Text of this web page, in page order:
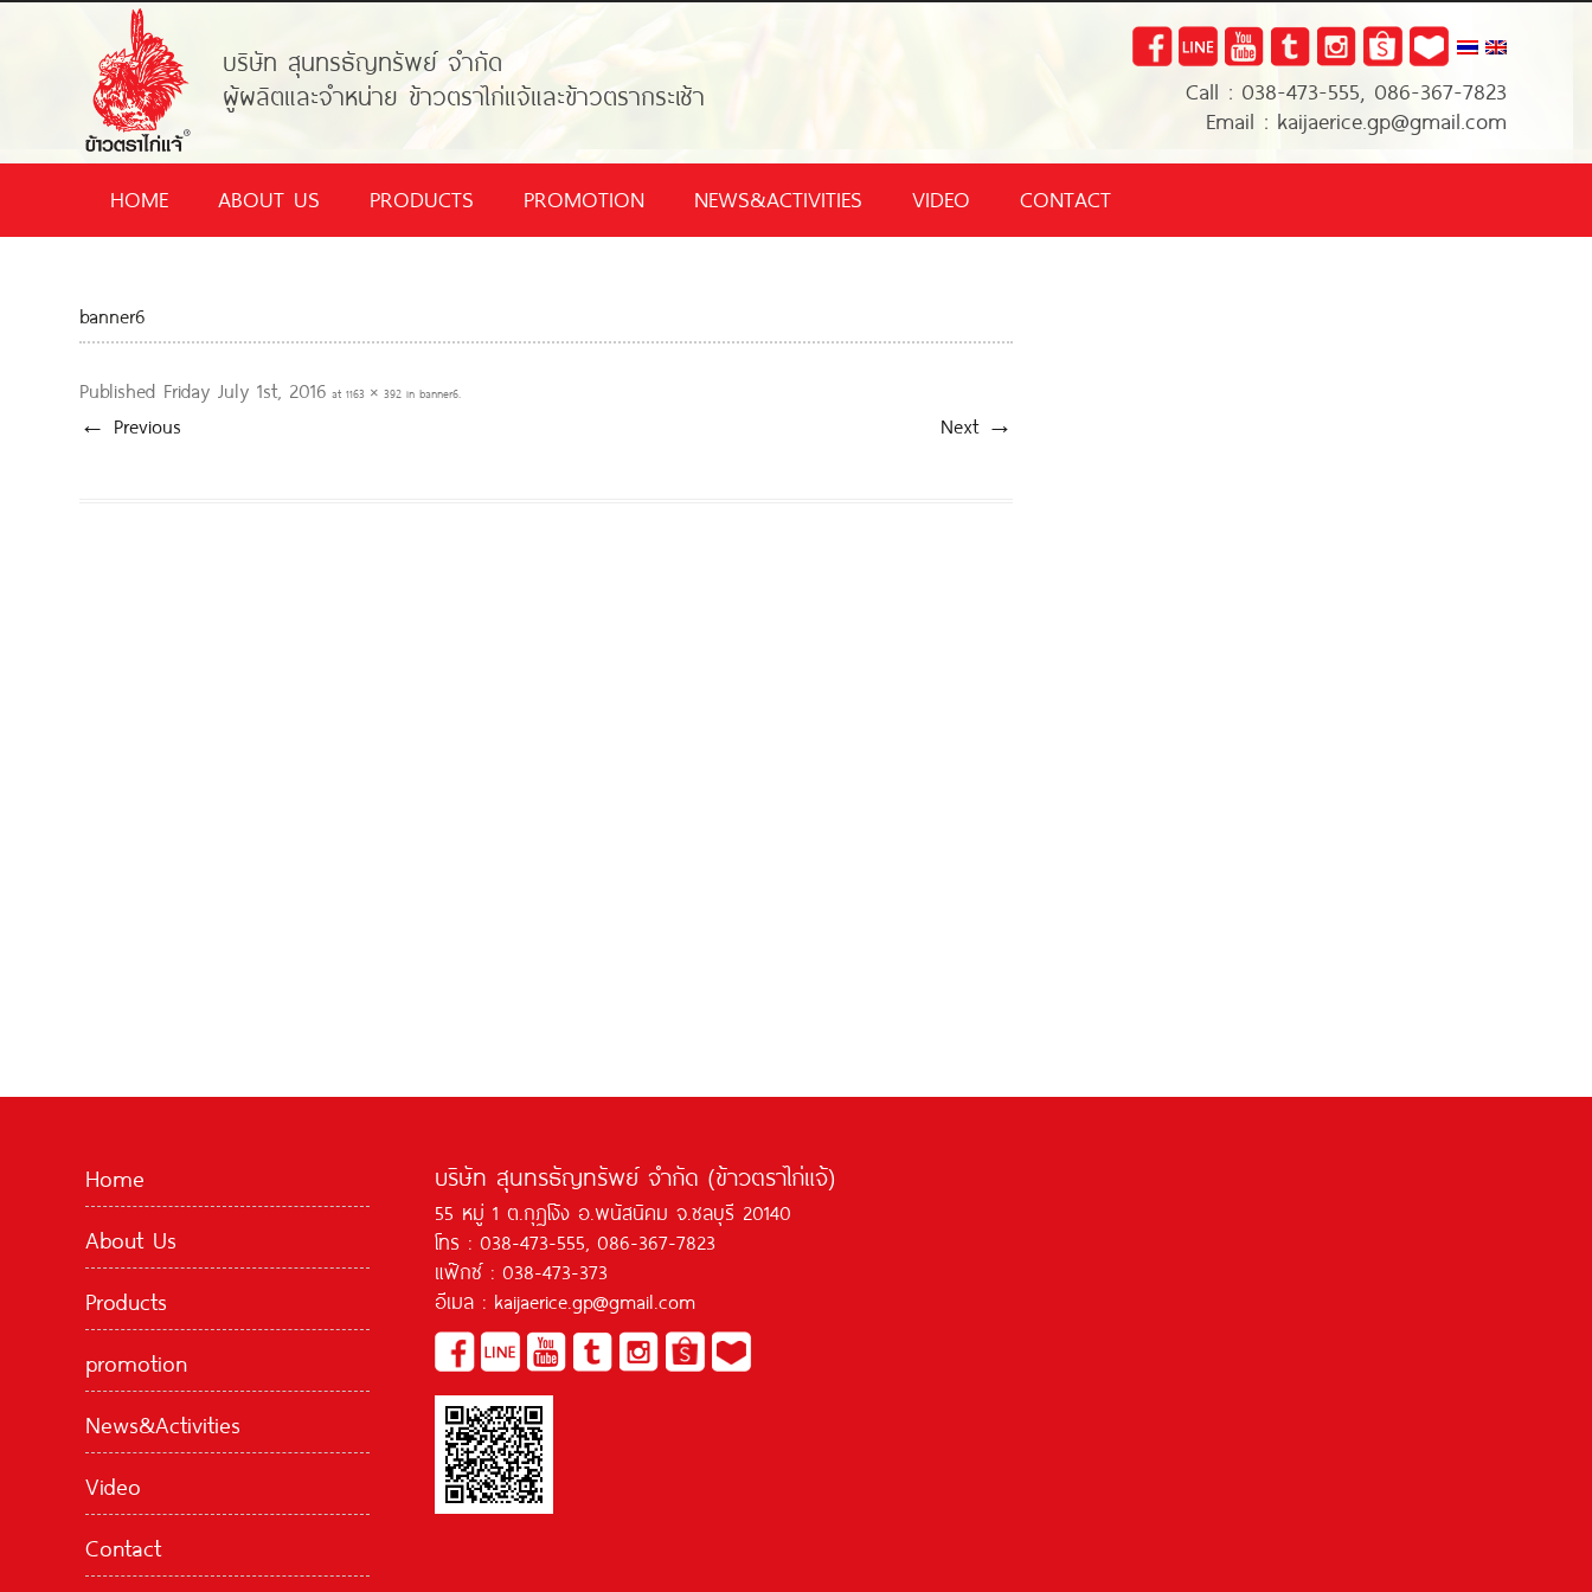
บริษัท สุนทรธัญทรัพย์ จำกัด
ผู้ผลิตและจำหน่าย ข้าวตราไก่แจ้และข้าวตรากระเช้า
Call : 038-473-555, 086-367-7823
Email : kaijaerice.gp@gmail.com
HOME ABOUT US PRODUCTS PROMOTION NEWS&ACTIVITIES VIDEO CONTACT
banner6
Published Friday July 1st, 2016 at1163 × 392 inbanner6.
← Previous Next →
Home
About Us
Products
promotion
News&Activities
Video
Contact
บริษัท สุนทรธัญทรัพย์ จำกัด (ข้าวตราไก่แจ้)
55 หมู่ 1 ต.กุฏโง้ง อ.พนัสนิคม จ.ชลบุรี 20140
โทร : 038-473-555, 086-367-7823
แฟ๊กซ์ : 038-473-373
อีเมล : kaijaerice.gp@gmail.com